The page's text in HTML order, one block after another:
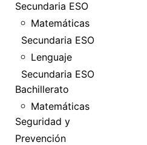
Secundaria ESO
Matemáticas
Secundaria ESO
Lenguaje
Secundaria ESO
Bachillerato
Matemáticas
Seguridad y
Prevención